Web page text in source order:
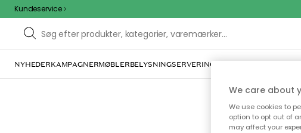
Kundeservice
NYHEDERKAMPAGNERMØBLERBELYSNINGSERVERING INDRETNINGTEKSTIL
We care about
We use cookies to
option to opt out of
may affect your